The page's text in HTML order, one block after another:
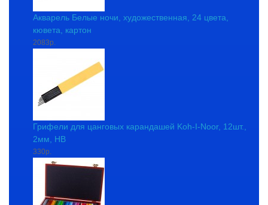
Акварель Белые ночи, художественная, 24 цвета,
кювета, картон
2083р.
Грифели для цанговых карандашей Koh-I-Noor, 12шт.,
2мм, HB
330р.